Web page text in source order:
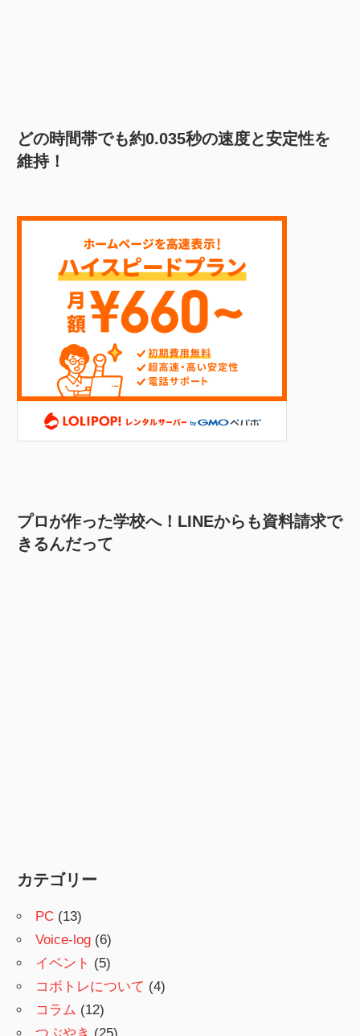
どの時間帯でも約0.035秒の速度と安定性を
維持！
プロが作った学校へ！LINEからも資料請求で
きるんだって
カテゴリー
PC (13)
Voice-log (6)
イベント (5)
コボトレについて (4)
コラム (12)